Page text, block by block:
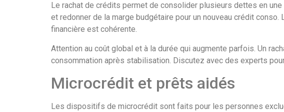
Le rachat de crédits permet de consolider plusieurs dettes en
et redonner de la marge budgétaire pour un nouveau crédit
financière est cohérente.
Attention au coût global et à la durée qui augmente parfois. Un
consommation après stabilisation. Discutez avec des experts
Microcrédit et prêts aidés
Les dispositifs de microcrédit sont faits pour les personnes